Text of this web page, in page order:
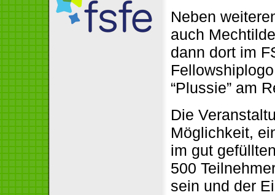
Neben
auch
dann dort im
“Plussie” am
Die
Möglichkeit,
im gut
500
sein und der